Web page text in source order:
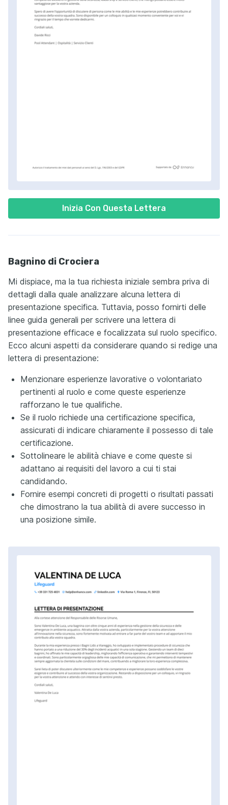
Inizia Con Questa Lettera
Bagnino di Crociera
Mi dispiace, ma la tua richiesta iniziale sembra priva di
dettagli dalla quale analizzare alcuna lettera di
presentazione specifica. Tuttavia, posso fornirti delle
linee guida generali per scrivere una lettera di
presentazione efficace e focalizzata sul ruolo specifico.
Ecco alcuni aspetti da considerare quando si redige una
lettera di presentazione:
Menzionare esperienze lavorative o volontariato
pertinenti al ruolo e come queste esperienze
rafforzano le tue qualifiche.
Se il ruolo richiede una certificazione specifica,
assicurati di indicare chiaramente il possesso di tale
certificazione.
Sottolineare le abilità chiave e come queste si
adattano ai requisiti del lavoro a cui ti stai
candidando.
Fornire esempi concreti di progetti o risultati passati
che dimostrano la tua abilità di avere successo in
una posizione simile.